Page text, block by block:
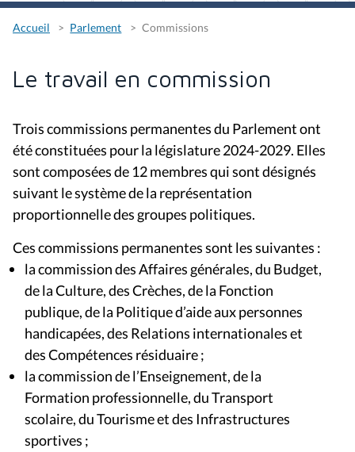
Accueil Parlement Commissions
Le travail en commission
Trois commissions permanentes du Parlement ont
été constituées pour la législature 2024-2029. Elles
sont composées de 12 membres qui sont désignés
suivant le système de la représentation
proportionnelle des groupes politiques.
Ces commissions permanentes sont les suivantes :
la commission des Affaires générales, du Budget,
de la Culture, des Crèches, de la Fonction
publique, de la Politique d’aide aux personnes
handicapées, des Relations internationales et
des Compétences résiduaire ;
la commission de l’Enseignement, de la
Formation professionnelle, du Transport
scolaire, du Tourisme et des Infrastructures
sportives ;